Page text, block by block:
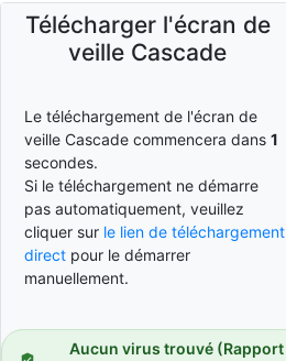
Télécharger l'écran de
veille Cascade
Le téléchargement de l'écran de
veille Cascade commencera dans 0
secondes.
Si le téléchargement ne démarre
pas automatiquement, veuillez
cliquer sur le lien de téléchargement
direct pour le démarrer
manuellement.
Aucun virus trouvé (Rapport